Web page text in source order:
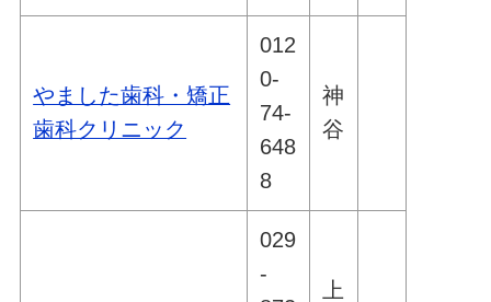
やました歯科・矯正
歯科クリニック
012
0-
74-
648
8
神
谷
029
-
上